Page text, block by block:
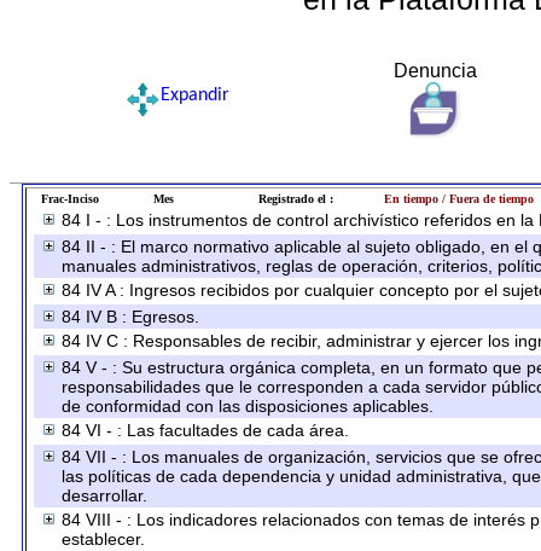
Denuncia
Expandir
Frac-Inciso Mes Registrado el : En tiempo / Fuera de tiempo
84 I - : Los instrumentos de control archivístico referidos en
84 II - : El marco normativo aplicable al sujeto obligado, en
manuales administrativos, reglas de operación, criterios,
84 IV A : Ingresos recibidos por cualquier concepto por el
84 IV B : Egresos.
84 IV C : Responsables de recibir, administrar y ejercer los
84 V - : Su estructura orgánica completa, en un formato que
responsabilidades que le corresponden a cada servidor
de conformidad con las disposiciones aplicables.
84 VI - : Las facultades de cada área.
84 VII - : Los manuales de organización, servicios que se
las políticas de cada dependencia y unidad administrativa,
desarrollar.
84 VIII - : Los indicadores relacionados con temas de interés
establecer.